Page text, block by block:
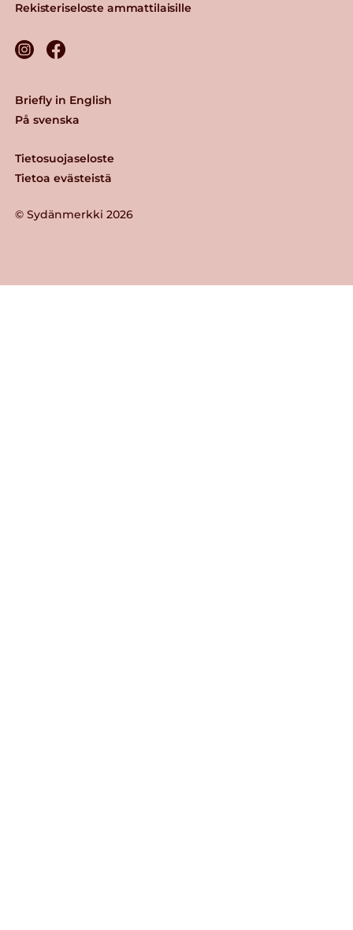
Rekisteriseloste ammattilaisille
© Sydänmerkki 2026
Tietosuojaseloste
Tietoa evästeistä
Briefly in English
På svenska